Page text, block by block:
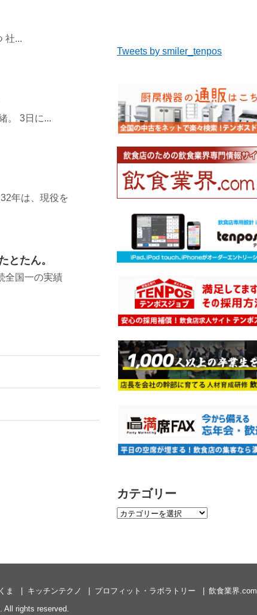
社...
。 3日に...
年は、現役を
とたん。
全国一の実績
Tweets by smiler_tenpos
カテゴリー
ま キッチンテクノ プロフィット・ラボラトリー 飲食業界.com
All rights reserved.